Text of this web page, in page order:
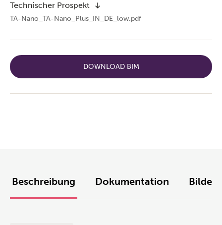
Technischer Prospekt
TA-Nano_TA-Nano_Plus_IN_DE_low.pdf
DOWNLOAD BIM
Beschreibung Dokumentation Bilder